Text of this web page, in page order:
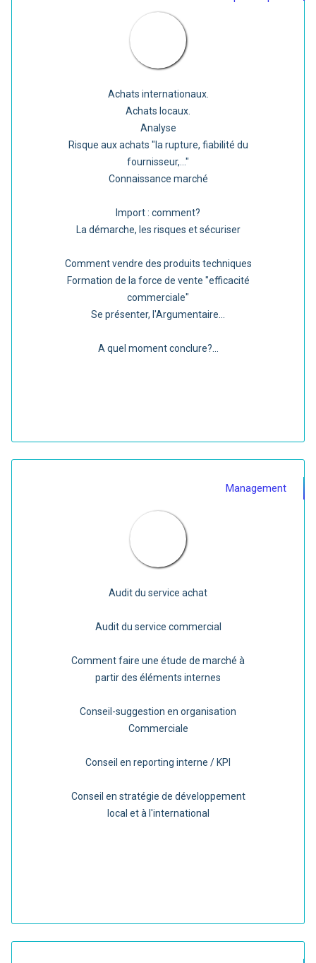
Achats internationaux.
Achats locaux.
Analyse
Risque aux achats "la rupture, fiabilité du
fournisseur,..."
Connaissance marché
Import : comment?
La démarche, les risques et sécuriser
Comment vendre des produits techniques
Formation de la force de vente "efficacité
commerciale"
Se présenter, l'Argumentaire...
A quel moment conclure?...
Management
Audit du service achat
Audit du service commercial
Comment faire une étude de marché à
partir des éléments internes
Conseil-suggestion en organisation
Commerciale
Conseil en reporting interne / KPI
Conseil en stratégie de développement
local et à l'international